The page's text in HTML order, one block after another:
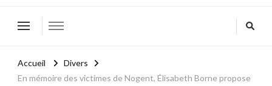
Accueil
Divers
En mémoire des victimes de Nogent, Élisabeth Borne propose